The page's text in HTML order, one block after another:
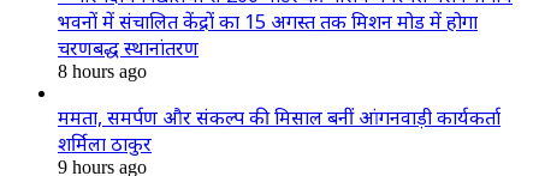
भवनों में संचालित केंद्रों का 15 अगस्त तक मिशन मोड में होगा
चरणबद्ध स्थानांतरण
8 hours ago
ममता, समर्पण और संकल्प की मिसाल बनीं आंगनवाड़ी कार्यकर्ता
शर्मिला ठाकुर
9 hours ago